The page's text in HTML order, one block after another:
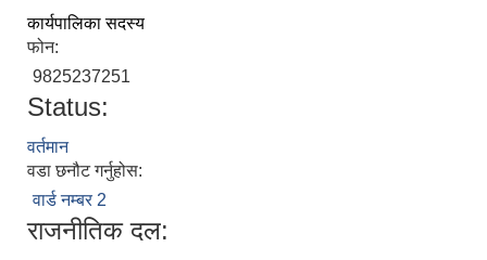
कार्यपालिका सदस्य
फोन:
9825237251
Status:
वर्तमान
वडा छनौट गर्नुहोस:
वार्ड नम्बर 2
राजनीतिक दल: